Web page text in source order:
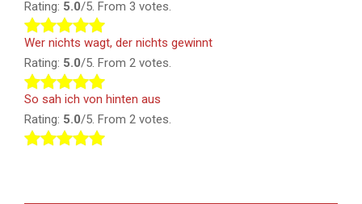
Rating: 5.0/5. From 3 votes.
Wer nichts wagt, der nichts gewinnt
Rating: 5.0/5. From 2 votes.
So sah ich von hinten aus
Rating: 5.0/5. From 2 votes.